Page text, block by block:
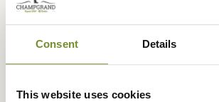
Consent Details
This website uses cookies
légère qui sèchera rapidement ou vous
vent, avec une doublure à carreaux
fonctionnalités et caractéristiques
Dummy pourra aussi tout à fait être